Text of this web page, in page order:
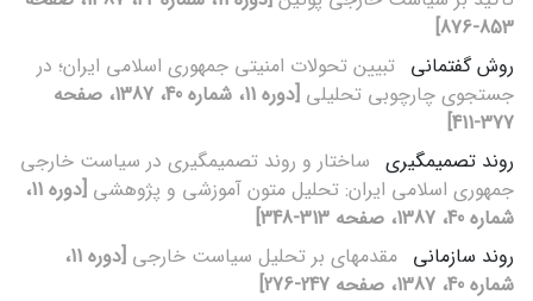
853-876]
روش گفتمانی تبیین تحولات امنیتی جمهوری اسلامی ایران؛ در
جستجوی چارچوبی تحلیلی
[دوره 11، شماره 40، 1387، صفحه
377-411]
روند تصمیم‏گیری ساختار و روند تصمیم‏گیری در سیاست خارجی
جمهوری اسلامی ایران: تحلیل متون آموزشی و پژوهشی
[دوره 11،
شماره 40، 1387، صفحه 313-348]
روند سازمانی مقدمه‏ای بر تحلیل سیاست خارجی
[دوره 11،
شماره 40، 1387، صفحه 247-276]